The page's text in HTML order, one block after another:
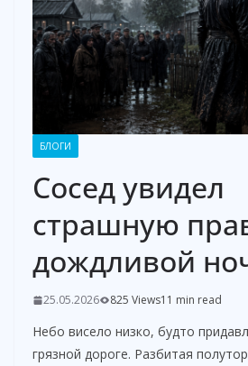
БЛОГИ
Сосед увидел
страшную
дождливой
25.05.2026 825 Views11 min read
Небо висело низко, будто
грязной дороге. Разбитая